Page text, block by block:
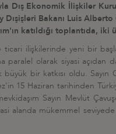
Dış Ekonomik İlişkiler
Dışişleri Bakanı Luis
katıldığı toplantıda,
ilişkilerinde yeni bir
paralel olarak siyasi
bir katkısı oldu.
15 Haziran tarihinden
Sayın Mevlüt
alanda mükemmel